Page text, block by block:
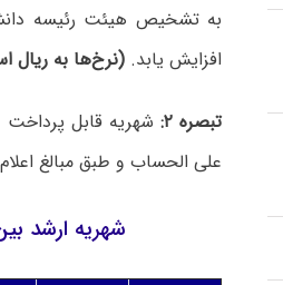
افزایش یابد. (نرخ‌ها به ریال
تبصره ۲:
شهریه قابل پرداخت
علی الحساب و طبق مبالغ
شهریه ارشد بین